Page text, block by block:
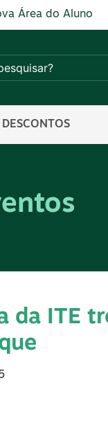
Área do Aluno
DESCONTOS
da ITE